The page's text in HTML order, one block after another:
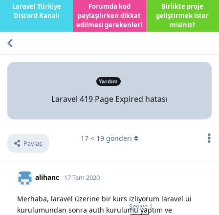
Laravel Türkiye
Discord Kanalı
Forumda kod
paylaşılırken dikkat
edilmesi gerekenler!
Birlikte proje
geliştirmek ister
misiniz?
Yardım
Laravel 419 Page Expired hatası
Paylaş
17 < 19 gönderi
alihanc
Seviye 1
17 Tem 2020
Merhaba, laravel üzerine bir kurs izliyorum laravel ui
kurulumundan sonra auth kurulumu yaptım ve